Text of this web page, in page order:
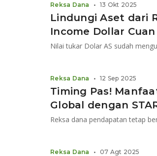
Lindungi Aset dari
Income Dollar
Nilai tukar Dolar AS sudah
Reksa Dana • 13 Okt 2025
Timing Pas!
Global dengan
Reksa Dana • 12 Sep 2025
Reksa Dana • 07 Agt 2025